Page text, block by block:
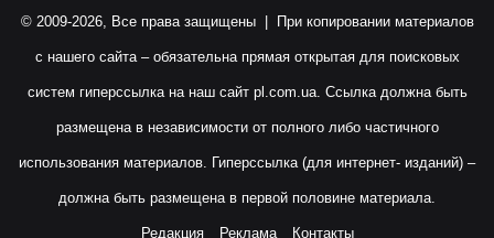
© 2009-2026, Все права защищены | При копировании материалов
с нашего сайта – обязательна прямая открытая для поисковых
систем гиперссылка на наш сайт pl.com.ua. Ссылка должна быть
размещена в независимости от полного либо частичного
использования материалов. Гиперссылка (для интернет- изданий) –
должна быть размещена в первой половине материала.
Редакция Реклама Контакты